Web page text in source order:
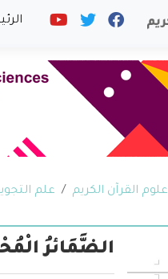
علوم القرآن الكريم علم
الضَّمَائرُ